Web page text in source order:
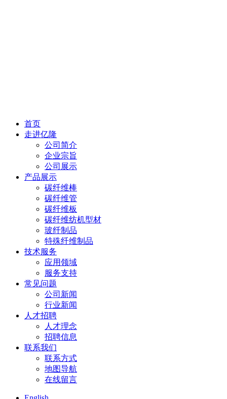
首页
走进亿隆
公司简介
企业宗旨
公司展示
产品展示
碳纤维棒
碳纤维管
碳纤维板
碳纤维纺机型材
玻纤制品
特殊纤维制品
技术服务
应用领域
服务支持
常见问题
公司新闻
行业新闻
人才招聘
人才理念
招聘信息
联系我们
联系方式
地图导航
在线留言